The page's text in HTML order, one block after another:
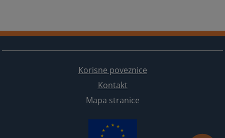
Korisne poveznice
Kontakt
Mapa stranice